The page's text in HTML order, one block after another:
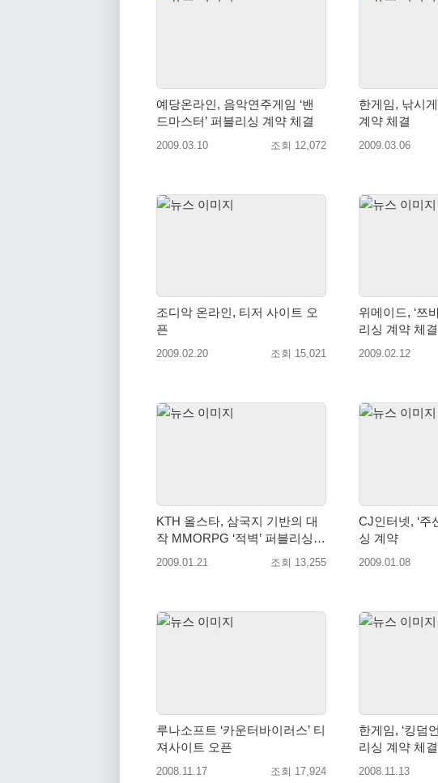
예당온라인, 음악연주게임 ‘밴
드마스터’ 퍼블리싱 계약 체결
2009.03.10 조회 12,072
한게임, 낚시
계약 체결
2009.03.06
조디악 온라인, 티저 사이트 오
픈
2009.02.20 조회 15,021
위메이드, ‘쯔
리싱 계약 체결
2009.02.12
KTH 올스타, 삼국지 기반의 대
작 MMORPG ‘적벽’ 퍼블리싱
계약 체결
2009.01.21 조회 13,255
CJ인터넷, ‘주
싱 계약
2009.01.08
루나소프트 ‘카운터바이러스’ 티
져사이트 오픈
2008.11.17 조회 17,924
한게임, ‘킹덤
리싱 계약 체결
2008.11.13